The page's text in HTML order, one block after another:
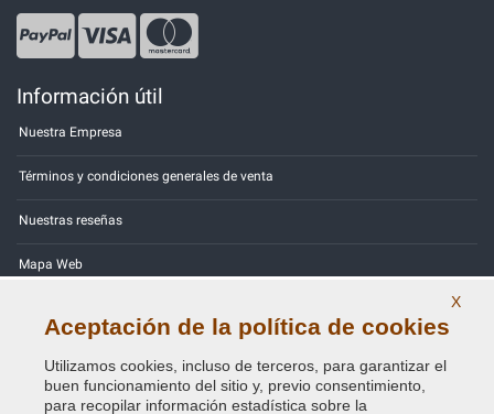
Información útil
Nuestra Empresa
Términos y condiciones generales de venta
Nuestras reseñas
Mapa Web
Política de Privacidad - RGPD
X
Aceptación de la política de cookies
Utilizamos cookies, incluso de terceros, para garantizar el
buen funcionamiento del sitio y, previo consentimiento,
para recopilar información estadística sobre la